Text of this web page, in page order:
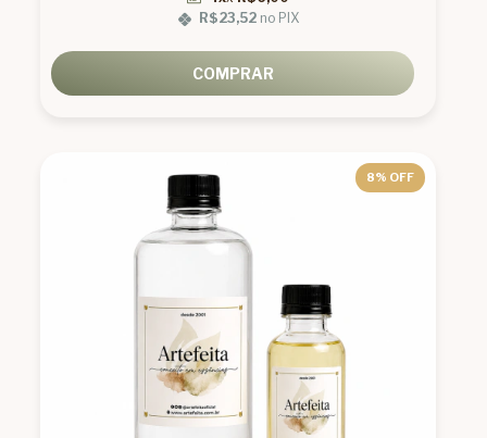
R$23,52no PIX
COMPRAR
8% OFF